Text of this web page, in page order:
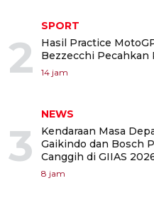
2
SPORT
Hasil Practice
Bezzecchi Pecahkan
14 jam
3
NEWS
Kendaraan Masa
Gaikindo dan Bosch
Canggih di GIIAS
8 jam